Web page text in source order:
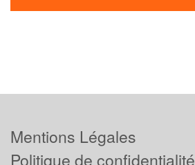
Mentions Légales
Politique de confidentialité